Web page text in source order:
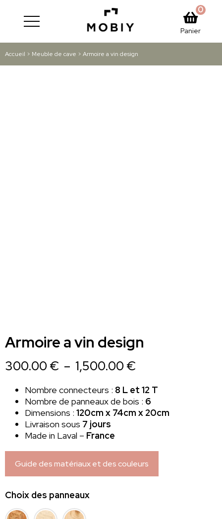
Panier
0
Accueil > Meuble de cave > Armoire a vin design
Armoire a vin design
300.00 € – 1,500.00 €
prix :
300.00 €
1,500.00 €
Nombre connecteurs : 8 L et 12 T
Nombre de panneaux de bois : 6
Dimensions : 120cm x 74cm x 20cm
Livraison sous 7 jours
Made in Laval – France
Guide des matériaux et des couleurs
Choix des panneaux